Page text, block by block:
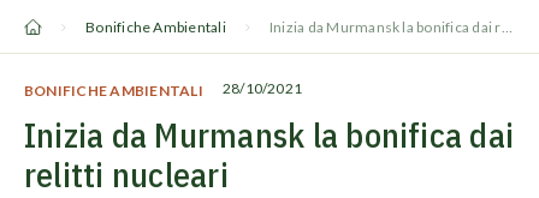
Bonifiche Ambientali Inizia da Murmansk la bonifica dai relitti nucleari
BONIFICHE AMBIENTALI 28/10/2021
Inizia da Murmansk la bonifica dai
relitti nucleari